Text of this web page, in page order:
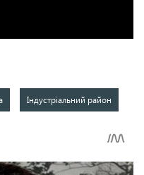
Індустріальний район